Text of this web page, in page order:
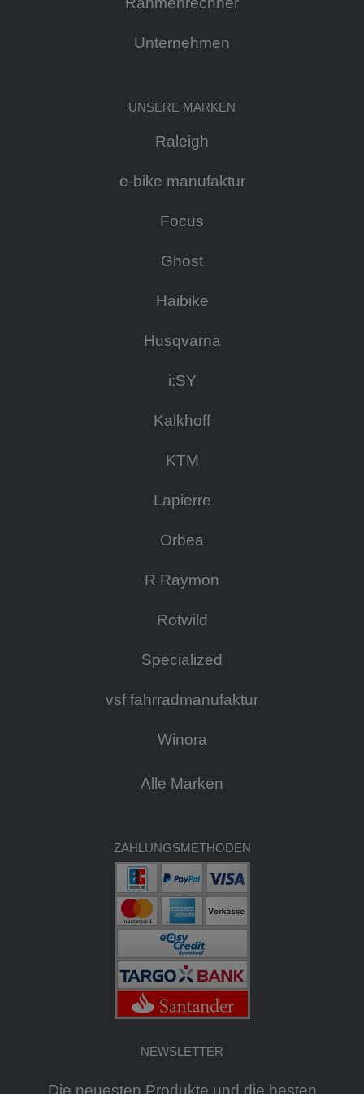
Unternehmen
UNSERE MARKEN
Raleigh
e-bike manufaktur
Focus
Ghost
Haibike
Husqvarna
i:SY
Kalkhoff
KTM
Lapierre
Orbea
R Raymon
Rotwild
Specialized
vsf fahrradmanufaktur
Winora
Alle Marken
ZAHLUNGSMETHODEN
NEWSLETTER
Die neuesten Produkte und die besten